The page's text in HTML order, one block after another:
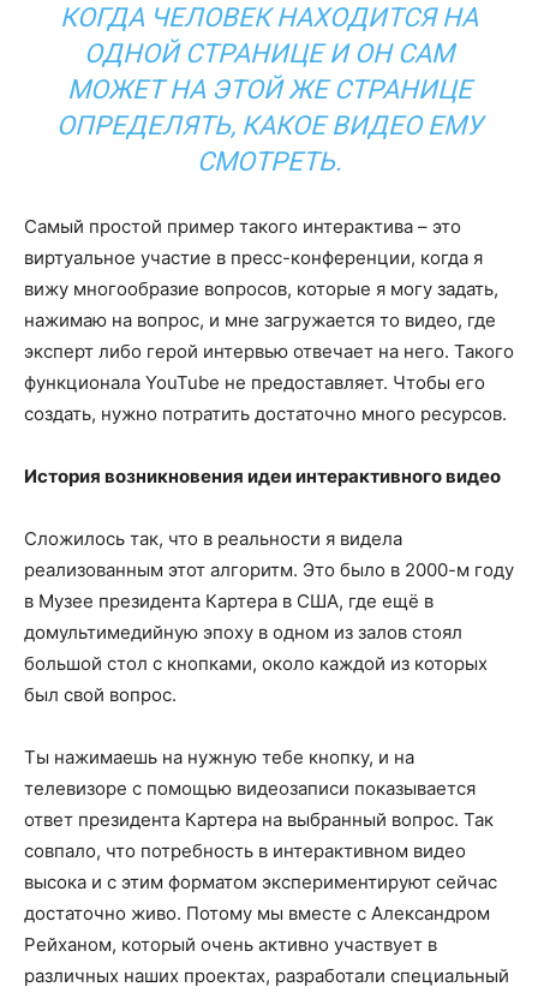
КОГДА ЧЕЛОВЕК НАХОДИТСЯ НА
ОДНОЙ СТРАНИЦЕ И ОН САМ
МОЖЕТ НА ЭТОЙ ЖЕ СТРАНИЦЕ
ОПРЕДЕЛЯТЬ, КАКОЕ ВИДЕО ЕМУ
СМОТРЕТЬ.
Самый простой пример такого интерактива – это
виртуальное участие в пресс-конференции, когда я
вижу многообразие вопросов, которые я могу задать,
нажимаю на вопрос, и мне загружается то видео, где
эксперт либо герой интервью отвечает на него. Такого
функционала YouTube не предоставляет. Чтобы его
создать, нужно потратить достаточно много ресурсов.
История возникновения идеи интерактивного видео
Сложилось так, что в реальности я видела
реализованным этот алгоритм. Это было в 2000-м году
в Музее президента Картера в США, где ещё в
домультимедийную эпоху в одном из залов стоял
большой стол с кнопками, около каждой из которых
был свой вопрос.
Ты нажимаешь на нужную тебе кнопку, и на
телевизоре с помощью видеозаписи показывается
ответ президента Картера на выбранный вопрос. Так
совпало, что потребность в интерактивном видео
высока и с этим форматом экспериментируют сейчас
достаточно живо. Потому мы вместе с Александром
Рейханом, который очень активно участвует в
различных наших проектах, разработали специальный